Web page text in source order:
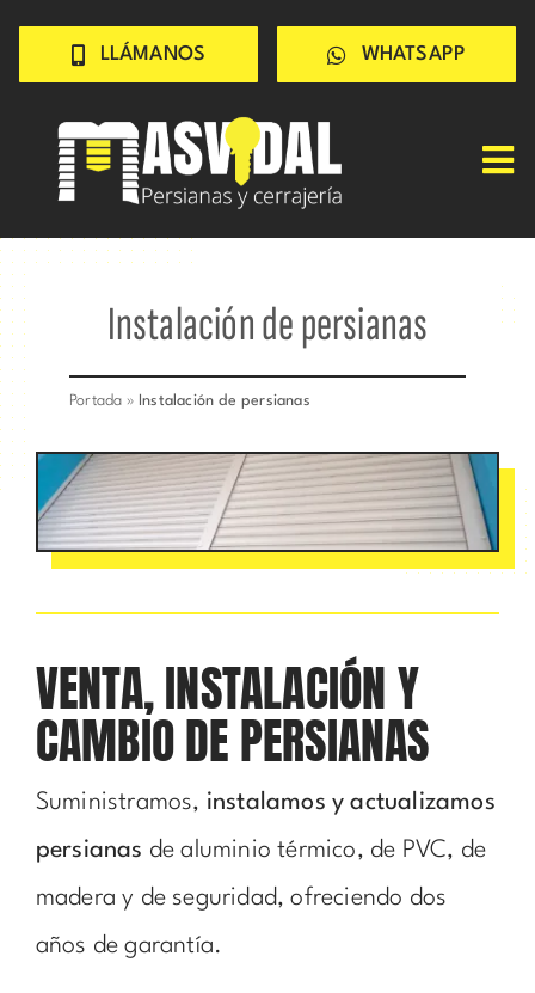
Saltar
contenido
LLÁMANOS WHATSAPP
PERSIANAS
CERRAJERÍA
CONSEJOS
CONÓCENOS
Contacto rápido
Instalación de persianas
Portada » Instalación de persianas
VENTA, INSTALACIÓN Y
CAMBIO DE PERSIANAS
Suministramos, instalamos y actualizamos
persianas de aluminio térmico, de PVC, de
madera y de seguridad, ofreciendo dos
años de garantía.